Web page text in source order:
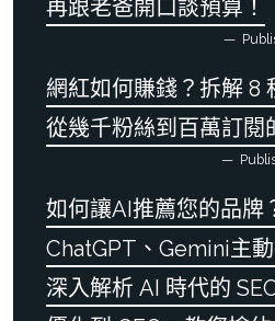
再跟老爸開口談預算！
網紅如何賺錢？拆解 8
從幾千粉絲到百萬訂閱
如何讓AI推薦您的品牌
ChatGPT、Gemini主
深入解析 AI 時代的